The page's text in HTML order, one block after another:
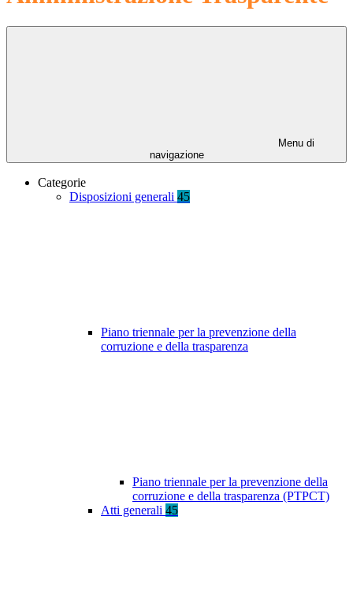
Menu di
navigazione
Categorie
Disposizioni generali 45
Piano triennale per la prevenzione della
corruzione e della trasparenza
Piano triennale per la prevenzione della
corruzione e della trasparenza (PTPCT)
Atti generali 45